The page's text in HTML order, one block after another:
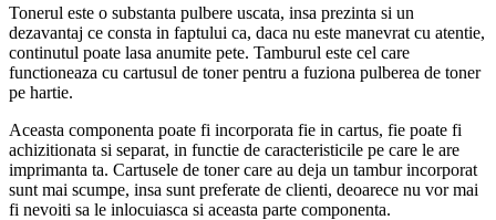
Tonerul este o substanta pulbere uscata, insa prezinta si un
dezavantaj ce consta in faptului ca, daca nu este manevrat cu atentie,
continutul poate lasa anumite pete. Tamburul este cel care
functioneaza cu cartusul de toner pentru a fuziona pulberea de toner
pe hartie.
Aceasta componenta poate fi incorporata fie in cartus, fie poate fi
achizitionata si separat, in functie de caracteristicile pe care le are
imprimanta ta. Cartusele de toner care au deja un tambur incorporat
sunt mai scumpe, insa sunt preferate de clienti, deoarece nu vor mai
fi nevoiti sa le inlocuiasca si aceasta parte componenta.